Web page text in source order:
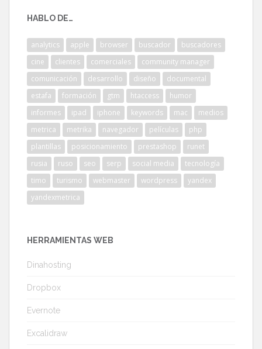
HABLO DE…
analytics apple browser buscador
buscadores
cine
clientes comerciales
community manager
comunicación
desarrollo diseño
documental
estafa
formación gtm htaccess
humor
informes
ipad iphone keywords mac
medios
metrica
metrika navegador películas
php
plantillas
posicionamiento prestashop
runet
rusia
ruso seo serp social media
tecnología
timo
turismo webmaster wordpress
yandex
yandexmetrica
HERRAMIENTAS WEB
Dinahosting
Dropbox
Evernote
Excalidraw